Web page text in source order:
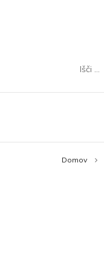
Išči:
Domov